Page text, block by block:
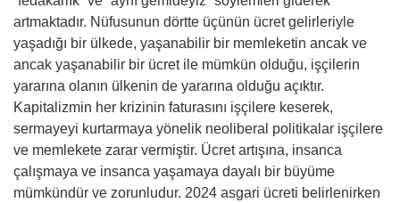
artmaktadır. Nüfusunun dörtte üçünün ücret gelirleriyle
yaşadığı bir ülkede, yaşanabilir bir memleketin ancak ve
ancak yaşanabilir bir ücret ile mümkün olduğu, işçilerin
yararına olanın ülkenin de yararına olduğu açıktır.
Kapitalizmin her krizinin faturasını işçilere keserek,
sermayeyi kurtarmaya yönelik neoliberal politikalar işçilere
ve memlekete zarar vermiştir. Ücret artışına, insanca
çalışmaya ve insanca yaşamaya dayalı bir büyüme
mümkündür ve zorunludur. 2024 asgari ücreti belirlenirken